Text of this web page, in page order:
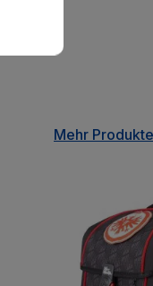
Mehr Produkte